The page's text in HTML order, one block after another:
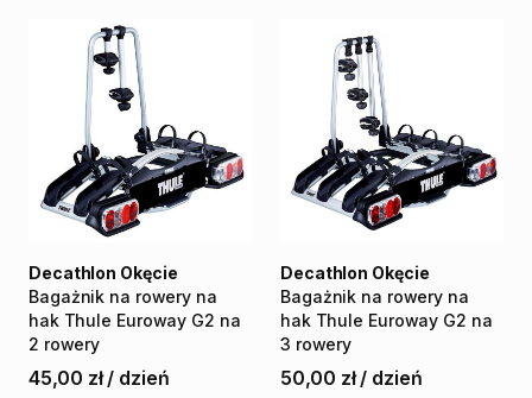
Bagażnik na rowery na
hak Thule Euroway G2 na
2 rowery
Decathlon Okęcie
45,00 zł / dzień
Bagażnik na rowery na
hak Thule Euroway G2 na
3 rowery
Decathlon Okęcie
50,00 zł / dzień